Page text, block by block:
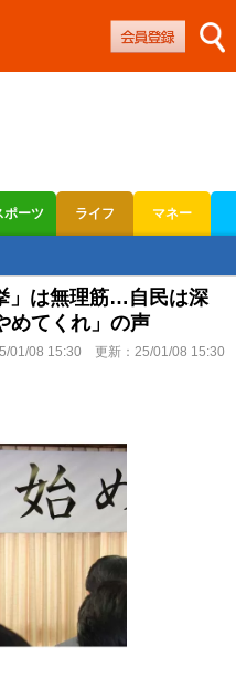
ポーツ ライフ マネー
」は無理筋…自民は深
めてくれ」の声
01/08 15:30 更新： 25/01/08 15:30